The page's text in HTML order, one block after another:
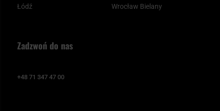
Łódź Wrocław Bielany
Zadzwoń do nas
+48 71 347 47 00